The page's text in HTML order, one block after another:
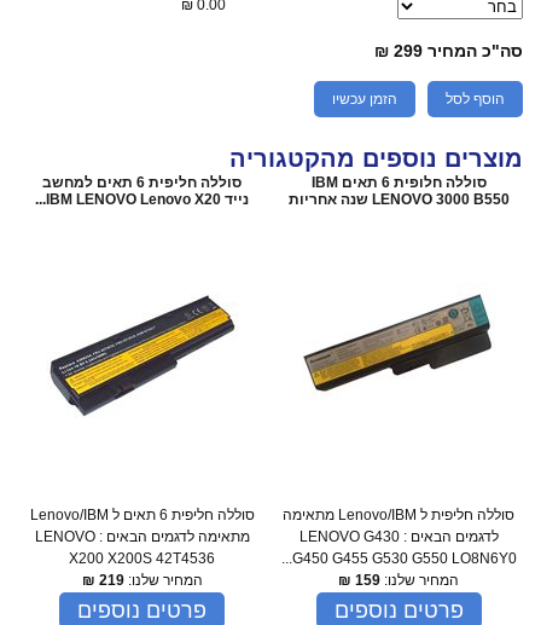
0.00
₪
סה"כ המחיר 299 ₪
הוסף לסל הזמן עכשיו
מוצרים נוספים מהקטגוריה
סוללה חלופית 6 תאים IBM
LENOVO 3000 B550 שנה אחריות
סוללה חליפית ל Lenovo/IBM מתאימה
לדגמים הבאים : LENOVO G430
G450 G455 G530 G550 LO8N6Y0...
המחיר שלנו: 159
₪
פרטים נוספים
סוללה חליפית 6 תאים למחשב
נייד IBM LENOVO Lenovo X20...
סוללה חליפית 6 תאים ל Lenovo/IBM
מתאימה לדגמים הבאים : LENOVO
X200 X200S 42T4536
המחיר שלנו:219
₪
פרטים נוספים